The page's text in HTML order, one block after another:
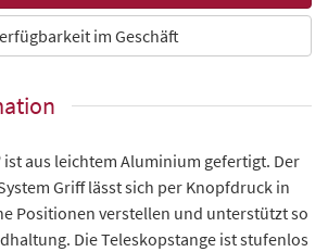
im Geschäft
ist aus leichtem Aluminium gefertigt. Der
Griff lässt sich per Knopfdruck in
Positionen verstellen und unterstützt so
Die Teleskopstange ist stufenlos